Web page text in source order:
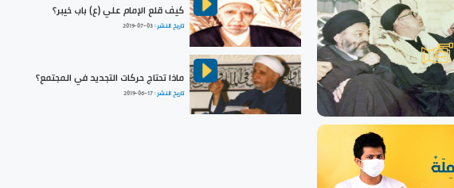
كيف قلع الإمام علي (ع) باب خيبر؟
تاريخ النشر :2019-07-03
ماذا تحتاج حركات التجديد في المجتمع؟
تاريخ النشر :2019-06-17